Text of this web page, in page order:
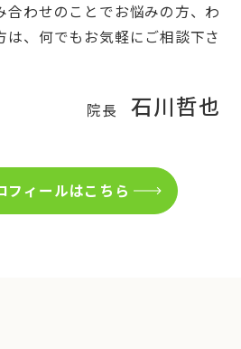
合わせのことでお悩みの方、わ
は、何でもお気軽にご相談下さ
院長 石川哲也
フィールはこちら